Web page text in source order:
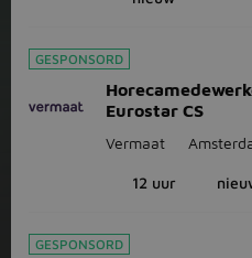
GESPONSORD
Eurostar CS
Vermaat
12 uur
GESPONSORD